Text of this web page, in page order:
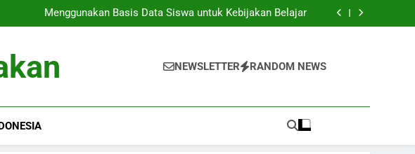
Menggunakan Basis Data Siswa untuk Kebijakan Belajar
Kampus Taman: Ruang Kreatif untuk Ide dan Belajar
Menggunakan Basis Data Siswa untuk Kebijakan Belajar
Kampus Taman: Ruang Kreatif untuk Ide dan Belajar
NEWSLETTER RANDOM NEWS